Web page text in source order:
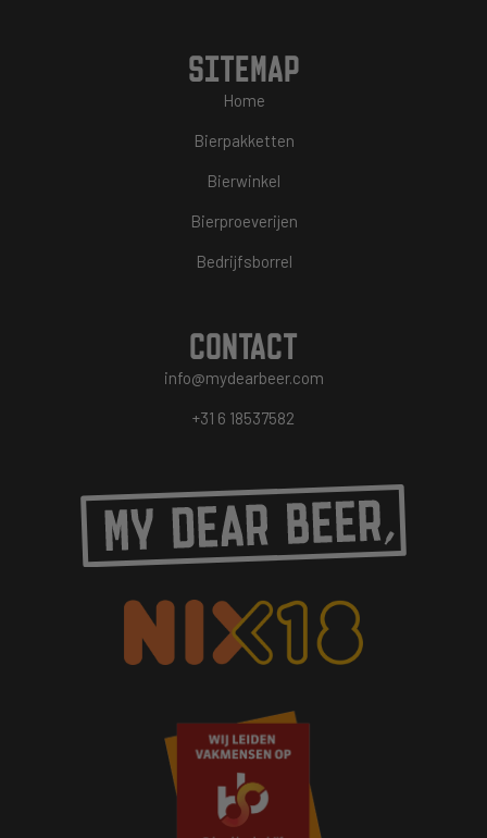
SITEMAP
Home
Bierpakketten
Bierwinkel
Bierproeverijen
Bedrijfsborrel
CONTACT
info@mydearbeer.com
+31 6 18537582